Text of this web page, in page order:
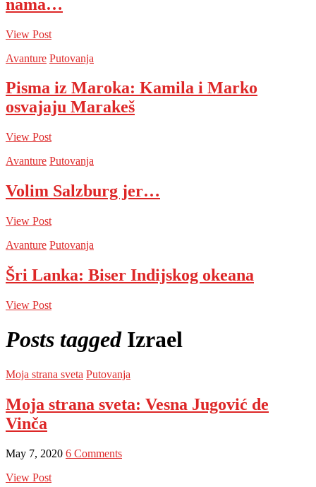
nama…
View Post
Avanture Putovanja
Pisma iz Maroka: Kamila i Marko
osvajaju Marakeš
View Post
Avanture Putovanja
Volim Salzburg jer…
View Post
Avanture Putovanja
Šri Lanka: Biser Indijskog okeana
View Post
Posts tagged Izrael
Moja strana sveta Putovanja
Moja strana sveta: Vesna Jugović de
Vinča
May 7, 2020 6 Comments
View Post